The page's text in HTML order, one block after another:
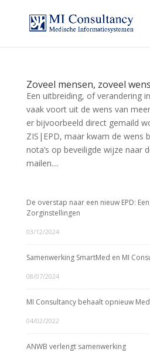
Zoveel mensen, zoveel
Een uitbreiding, of verandering
vaak voort uit de wens van
er bijvoorbeeld direct gemaild
ZIS|EPD, maar kwam de wens
nota’s op beveiligde wijze naar
mailen....
De overstap naar een nieuw EPD:
Zorginstellingen
03/12/2024
Samenwerking SmartMed en MI
08/07/2024
MI Consultancy behaalt opnieuw
04/02/2022
ANWB verlengt samenwerking